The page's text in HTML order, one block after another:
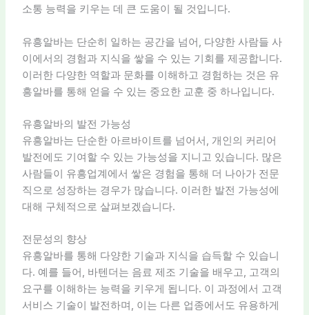
소통 능력을 키우는 데 큰 도움이 될 것입니다.
유흥알바는 단순히 일하는 공간을 넘어, 다양한 사람들 사
이에서의 경험과 지식을 쌓을 수 있는 기회를 제공합니다.
이러한 다양한 역할과 문화를 이해하고 경험하는 것은 유
흥알바를 통해 얻을 수 있는 중요한 교훈 중 하나입니다.
유흥알바의 발전 가능성
유흥알바는 단순한 아르바이트를 넘어서, 개인의 커리어
발전에도 기여할 수 있는 가능성을 지니고 있습니다. 많은
사람들이 유흥업계에서 쌓은 경험을 통해 더 나아가 전문
직으로 성장하는 경우가 많습니다. 이러한 발전 가능성에
대해 구체적으로 살펴보겠습니다.
전문성의 향상
유흥알바를 통해 다양한 기술과 지식을 습득할 수 있습니
다. 예를 들어, 바텐더는 음료 제조 기술을 배우고, 고객의
요구를 이해하는 능력을 키우게 됩니다. 이 과정에서 고객
서비스 기술이 발전하며, 이는 다른 업종에서도 유용하게